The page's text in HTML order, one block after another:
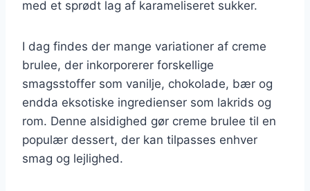
med et sprødt lag af karameliseret sukker.
I dag findes der mange variationer af creme
brulee, der inkorporerer forskellige
smagsstoffer som vanilje, chokolade, bær og
endda eksotiske ingredienser som lakrids og
rom. Denne alsidighed gør creme brulee til en
populær dessert, der kan tilpasses enhver
smag og lejlighed.